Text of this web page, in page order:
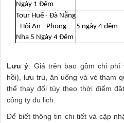
Ngày 1 Đêm
Tour Huế - Đà Nẵng
- Hội An - Phong
Nha 5 Ngày 4 Đêm
5 ngày 4 đêm
Lưu ý: Giá trên bao gồm chi phí
hồi), lưu trú, ăn uống và vé tham
thể thay đổi tùy theo thời điểm
công ty du lịch.
Để biết thông tin chi tiết và cập